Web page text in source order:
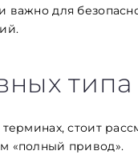
важно для
стоит
«полный привод».